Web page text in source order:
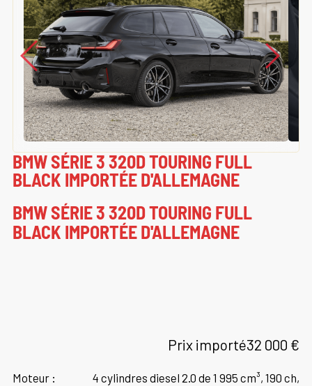
BMW SÉRIE 3 320D TOURING FULL
BLACK IMPORTÉE D'ALLEMAGNE
BMW SÉRIE 3 320D TOURING FULL
BLACK IMPORTÉE D'ALLEMAGNE
Prix importé32 000 €
Moteur : 4 cylindres diesel 2.0 de 1 995 cm³, 190 ch,